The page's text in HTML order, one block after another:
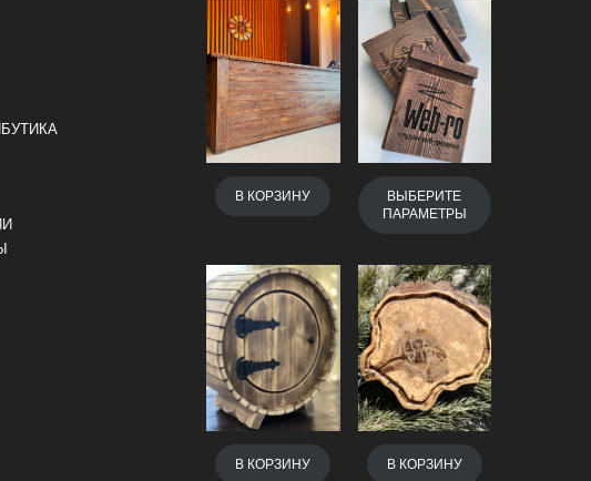
ОТКРОЕТСЯ
В КОРЗИНУ
ВЫБЕРИТЕ
ПАРАМЕТРЫ
В КОРЗИНУ В КОРЗИНУ